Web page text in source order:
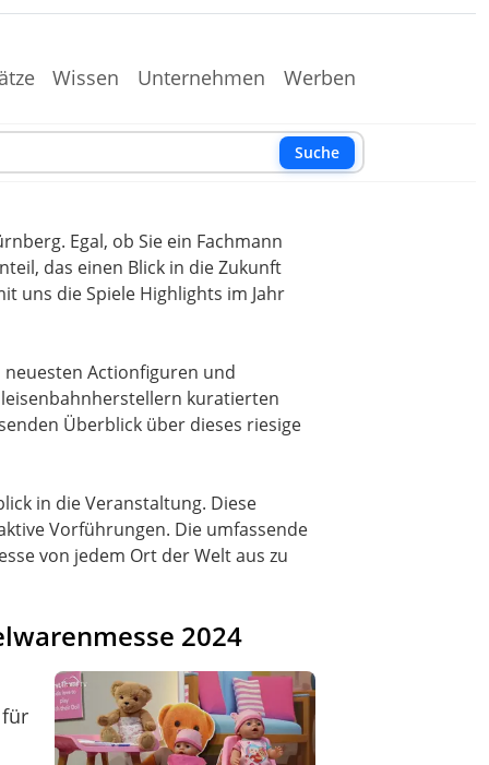
Wissen Unternehmen Werben
Suche
Egal, ob Sie ein Fachmann
das einen Blick in die Zukunft
uns die Spiele Highlights im Jahr
Actionfiguren und
kuratierten
Überblick über dieses riesige
in die Veranstaltung. Diese
Vorführungen. Die umfassende
von jedem Ort der Welt aus zu
2024